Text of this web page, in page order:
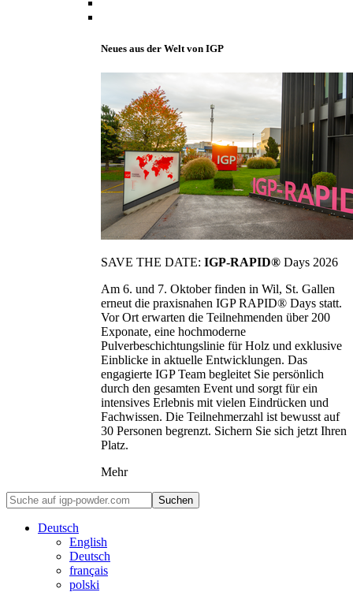
Neues aus der Welt von IGP
SAVE THE DATE: IGP-RAPID® Days 2026
Am 6. und 7. Oktober finden in Wil, St. Gallen
erneut die praxisnahen IGP RAPID® Days statt.
Vor Ort erwarten die Teilnehmenden über 200
Exponate, eine hochmoderne
Pulverbeschichtungslinie für Holz und exklusive
Einblicke in aktuelle Entwicklungen. Das
engagierte IGP Team begleitet Sie persönlich
durch den gesamten Event und sorgt für ein
intensives Erlebnis mit vielen Eindrücken und
Fachwissen. Die Teilnehmerzahl ist bewusst auf
30 Personen begrenzt. Sichern Sie sich jetzt Ihren
Platz.
Mehr
Suchen
Deutsch
English
Deutsch
français
polski